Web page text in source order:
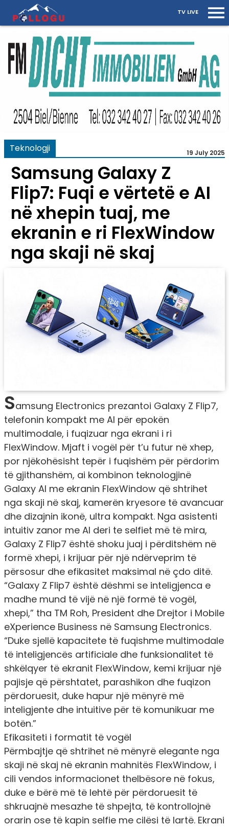
TV LIVE
Teknologji 19 July 2025
Samsung Galaxy Z
Flip7: Fuqi e vërtetë e AI
në xhepin tuaj, me
ekranin e ri FlexWindow
nga skaji në skaj
Samsung Electronics prezantoi Galaxy Z Flip7,
telefonin kompakt me AI për epokën
multimodale, i fuqizuar nga ekrani i ri
FlexWindow. Mjaft i vogël për t’u futur në xhep,
por njëkohësisht tepër i fuqishëm për përdorim
të gjithanshëm, ai kombinon teknologjinë
Galaxy AI me ekranin FlexWindow që shtrihet
nga skaji në skaj, kamerën kryesore të avancuar
dhe dizajnin ikonë, ultra kompakt. Nga asistenti
intuitiv zanor me AI deri te selfiet më të mira,
Galaxy Z Flip7 është shoku juaj i përditshëm në
formë xhepi, i krijuar për një ndërveprim të
përsosur dhe efikasitet maksimal në çdo ditë.
“Galaxy Z Flip7 është dëshmi se inteligjenca e
madhe mund të vijë në një formë të vogël,
xhepi,” tha TM Roh, President dhe Drejtor i Mobile
eXperience Business në Samsung Electronics.
“Duke sjellë kapacitete të fuqishme multimodale
të inteligjencës artificiale dhe funksionalitet të
shkëlqyer të ekranit FlexWindow, kemi krijuar një
pajisje që përshtatet, parashikon dhe fuqizon
përdoruesit, duke hapur një mënyrë më
inteligjente dhe intuitive për të komunikuar me
botën.”
Efikasiteti i formatit të vogël
Përmbajtje që shtrihet në mënyrë elegante nga
skaji në skaj në ekranin mahnitës FlexWindow, i
cili vendos informacionet thelbësore në fokus,
duke e bërë më të lehtë për përdoruesit të
shkruajnë mesazhe të shpejta, të kontrollojnë
orarin ose të kapin selfie me cilësi të lartë. Ekrani